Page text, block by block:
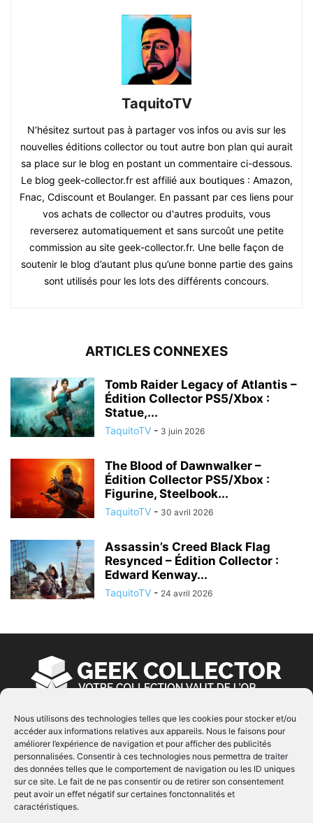
Nous utilisons des technologies telles que les cookies pour stocker et/ou
accéder aux informations relatives aux appareils. Nous le faisons pour
améliorer l’expérience de navigation et pour afficher des publicités
personnalisées. Consentir à ces technologies nous permettra de traiter
des données telles que le comportement de navigation ou les ID uniques
sur ce site. Le fait de ne pas consentir ou de retirer son consentement
peut avoir un effet négatif sur certaines fonctonnalités et
caractéristiques.
TaquitoTV
N’hésitez surtout pas à partager vos infos ou avis sur les
nouvelles éditions collector ou tout autre bon plan qui aurait
sa place sur le blog en postant un commentaire ci-dessous.
Le blog geek-collector.fr est affilié aux boutiques : Amazon,
Fnac, Cdiscount et Boulanger. En passant par ces liens pour
vos achats de collector ou d'autres produits, vous
reverserez automatiquement et sans surcoût une petite
commission au site geek-collector.fr. Une belle façon de
soutenir le blog d’autant plus qu’une bonne partie des gains
sont utilisés pour les lots des différents concours.
ARTICLES CONNEXES
Tomb Raider Legacy of Atlantis –
Édition Collector PS5/Xbox :
Statue,...
TaquitoTV - 3 juin 2026
The Blood of Dawnwalker –
Édition Collector PS5/Xbox :
Figurine, Steelbook...
TaquitoTV - 30 avril 2026
Assassin’s Creed Black Flag
Resynced – Édition Collector :
Edward Kenway...
TaquitoTV - 24 avril 2026
À PROPOS
© Copyright 2022 | Produit parEIMAI| Tous Droits
Réservés